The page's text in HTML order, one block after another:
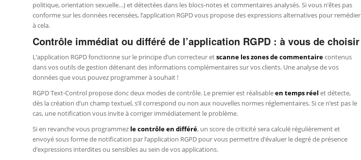
politique, orientation sexuelle…) et détectées dans les blocs-notes et commentaires analysés. Si vous n’êtes pas
conforme sur les données recensées, l’application RGPD vous propose des expressions alternatives pour remédier
à cela.
Contrôle immédiat ou différé de l’application RGPD : à vous de choisir
L’application RGPD fonctionne sur le principe d’un correcteur etscanne les zones de commentairecontenus
dans vos outils de gestion détenant des informations complémentaires sur vos clients. Une analyse de vos
données que vous pouvez programmer à souhait !
RGPD Text-Control propose donc deux modes de contrôle. Le premier est réalisableen temps réel et détecte,
dès la création d’un champ textuel, s’il correspond ou non aux nouvelles normes réglementaires. Si ce n’est pas le
cas, une notification vous invite à corriger immédiatement le problème.
Si en revanche vous programmez le contrôle en différé, un score de criticité sera calculé régulièrement et
envoyé sous forme de notification par l’application RGPD pour vous permettre d’évaluer le degré de présence
d’expressions interdites ou sensibles au sein de vos applications.